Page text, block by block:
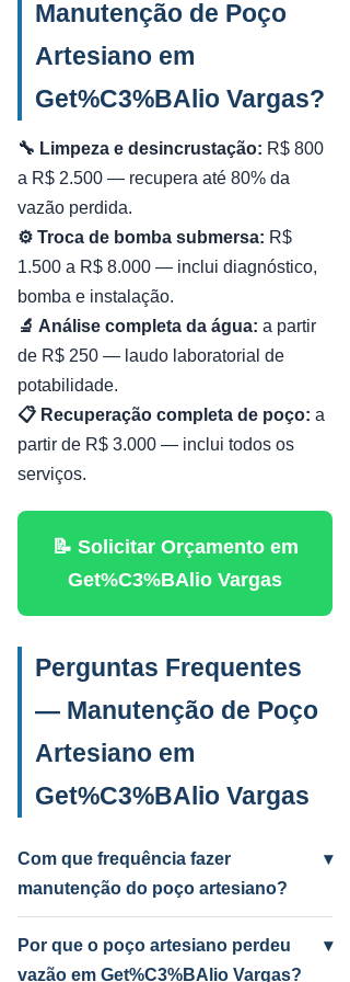
Manutenção de Poço
Artesiano em
Get%C3%BAlio Vargas?
🔧 Limpeza e desincrustação: R$ 800
a R$ 2.500 — recupera até 80% da
vazão perdida.
⚙️ Troca de bomba submersa: R$
1.500 a R$ 8.000 — inclui diagnóstico,
bomba e instalação.
🔬 Análise completa da água: a partir
de R$ 250 — laudo laboratorial de
potabilidade.
📋 Recuperação completa de poço: a
partir de R$ 3.000 — inclui todos os
serviços.
📝 Solicitar Orçamento em
Get%C3%BAlio Vargas
Perguntas Frequentes
— Manutenção de Poço
Artesiano em
Get%C3%BAlio Vargas
Com que frequência fazer
manutenção do poço artesiano?
▾
Anual para uso intenso (agrícola/industrial)
e a cada 2 anos para uso residencial.
Poços antigos podem precisar mais
Por que o poço artesiano perdeu
vazão em Get%C3%BAlio Vargas?
▾